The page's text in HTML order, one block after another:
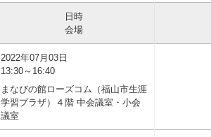
日時
会場
2022年07月03日
13:30～16:40
まなびの館ローズコム（福山市生涯
学習プラザ）４階 中会議室・小会
議室